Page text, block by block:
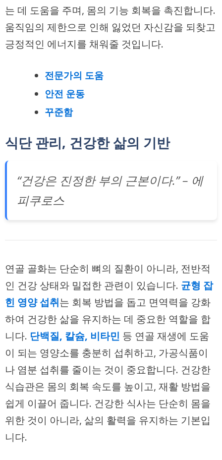
는 데 도움을 주며, 몸의 기능 회복을 촉진합니다.
움직임의 제한으로 인해 잃었던 자신감을 되찾고
긍정적인 에너지를 채워줄 것입니다.
전문가의 도움
안전 운동
꾸준함
식단 관리, 건강한 삶의 기반
“건강은 진정한 부의 근본이다.” – 에
피쿠로스
연골 골화는 단순히 뼈의 질환이 아니라, 전반적
인 건강 상태와 밀접한 관련이 있습니다. 균형 잡
힌 영양 섭취는 회복 방법을 돕고 면역력을 강화
하여 건강한 삶을 유지하는 데 중요한 역할을 합
니다. 단백질, 칼슘, 비타민 등 연골 재생에 도움
이 되는 영양소를 충분히 섭취하고, 가공식품이
나 염분 섭취를 줄이는 것이 중요합니다. 건강한
식습관은 몸의 회복 속도를 높이고, 재활 방법을
쉽게 이끌어 줍니다. 건강한 식사는 단순히 몸을
위한 것이 아니라, 삶의 활력을 유지하는 기본입
니다.